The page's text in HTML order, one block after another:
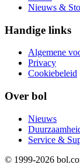
Nieuws &
Handige links
Algemene
Privacy
Cookiebeleid
Over bol
Nieuws
Service &
© 1999-2026